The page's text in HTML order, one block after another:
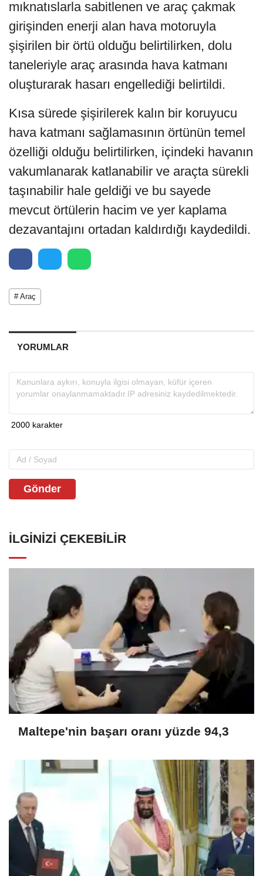
mıknatıslarla sabitlenen ve araç çakmak
girişinden enerji alan hava motoruyla
şişirilen bir örtü olduğu belirtilirken, dolu
taneleriyle araç arasında hava katmanı
oluşturarak hasarı engellediği belirtildi.
Kısa sürede şişirilerek kalın bir koruyucu
hava katmanı sağlamasının örtünün temel
özelliği olduğu belirtilirken, içindeki havanın
vakumlanarak katlanabilir ve araçta sürekli
taşınabilir hale geldiği ve bu sayede
mevcut örtülerin hacim ve yer kaplama
dezavantajını ortadan kaldırdığı kaydedildi.
# Araç
YORUMLAR
Gönder
İLGINIZI ÇEKEBILIR
Maltepe'nin başarı oranı yüzde 94,3